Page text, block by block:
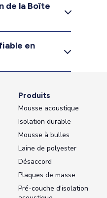
de la Boîte
en
Produits
Mousse acoustique
Isolation durable
Mousse à bulles
Laine de polyester
Désaccord
Plaques de masse
Pré-couche d'isolation